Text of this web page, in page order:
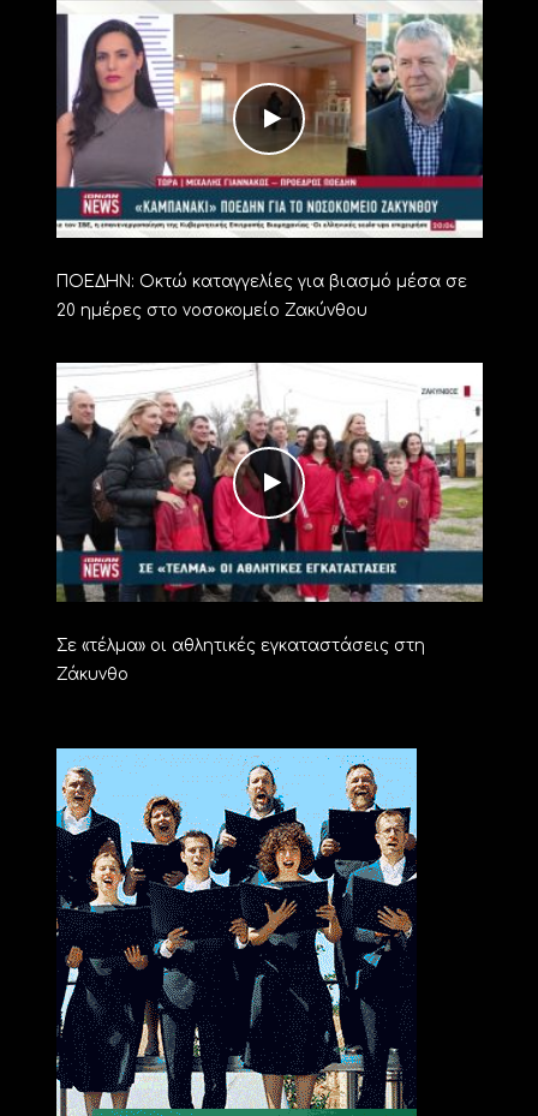
ΠΟΕΔΗΝ: Οκτώ καταγγελίες για βιασμό μέσα σε
20 ημέρες στο νοσοκομείο Ζακύνθου
Σε «τέλμα» οι αθλητικές εγκαταστάσεις στη
Ζάκυνθο